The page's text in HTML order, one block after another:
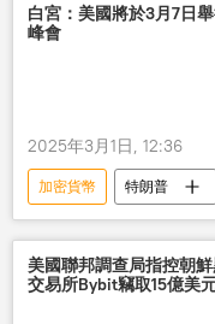
白宮：美國將於3月7日
峰會
2025年3月1日, 12:36
加密貨幣 特朗普
峰會
白宮
美國聯邦調查局指控朝
交易所Bybit竊取15億美